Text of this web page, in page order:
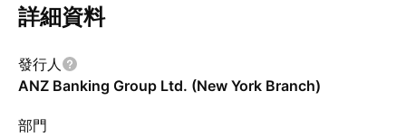
詳細資料
發行人
ANZ Banking Group Ltd. (New York Branch)
部門